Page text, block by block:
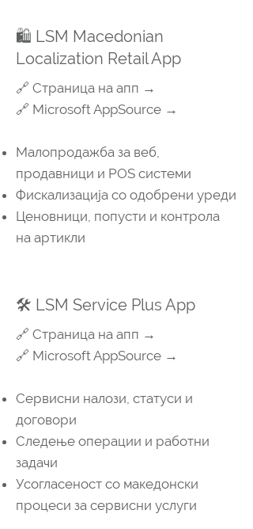
🛍️ LSM Macedonian
Localization Retail App
🔗 Страница на апп →
🔗 Microsoft AppSource →
Малопродажба за веб,
продавници и POS системи
Фискализација со одобрени уреди
Ценовници, попусти и контролa
на артикли
🛠️ LSM Service Plus App
🔗 Страница на апп →
🔗 Microsoft AppSource →
Сервисни налози, статуси и
договори
Следење операции и работни
задачи
Усогласеност со македонски
процеси за сервисни услуги